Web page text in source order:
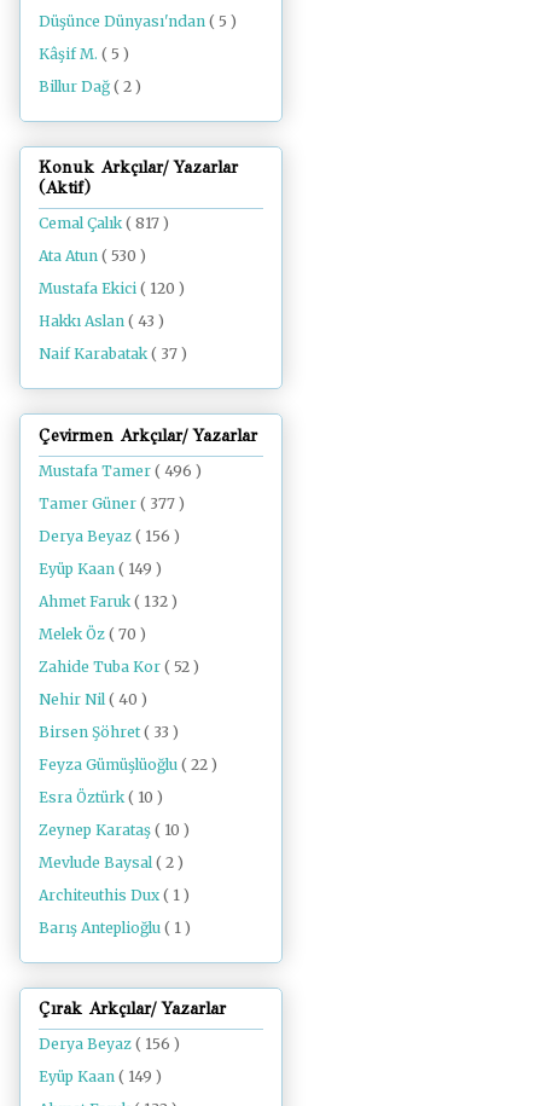
Düşünce Dünyası'ndan ( 5 )
Kâşif M. ( 5 )
Billur Dağ ( 2 )
Konuk Arkçılar/ Yazarlar
(Aktif)
Cemal Çalık( 817 )
Ata Atun ( 530 )
Mustafa Ekici ( 120 )
Hakkı Aslan ( 43 )
Naif Karabatak( 37 )
Çevirmen Arkçılar/ Yazarlar
Mustafa Tamer ( 496 )
Tamer Güner ( 377 )
Derya Beyaz ( 156 )
Eyüp Kaan ( 149 )
Ahmet Faruk ( 132 )
Melek Öz ( 70 )
Zahide Tuba Kor ( 52 )
Nehir Nil ( 40 )
Birsen Şöhret ( 33 )
Feyza Gümüşlüoğlu ( 22 )
Esra Öztürk ( 10 )
Zeynep Karataş ( 10 )
Mevlude Baysal ( 2 )
Architeuthis Dux ( 1 )
Barış Anteplioğlu ( 1 )
Çırak Arkçılar/ Yazarlar
Derya Beyaz ( 156 )
Eyüp Kaan ( 149 )